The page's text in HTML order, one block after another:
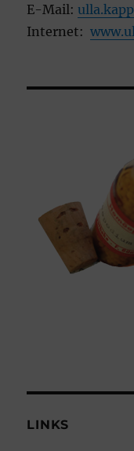
E-Mail:
Internet:
LINKS